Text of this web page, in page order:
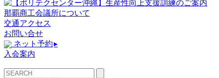
那覇商工会議所について
交通アクセス
お問い合せ
ネット予約▸
入会案内